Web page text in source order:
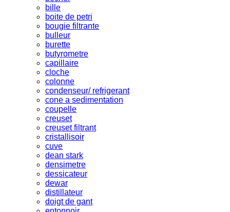
bille
boite de petri
bougie filtrante
bulleur
burette
butyrometre
capillaire
cloche
colonne
condenseur/ refrigerant
cone a sedimentation
coupelle
creuset
creuset filtrant
cristallisoir
cuve
dean stark
densimetre
dessicateur
dewar
distillateur
doigt de gant